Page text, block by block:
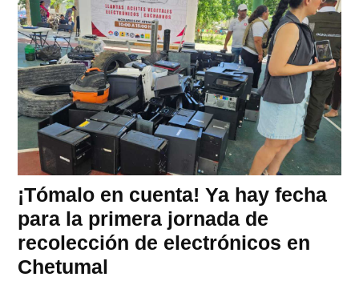
¡Tómalo en cuenta! Ya hay fecha
para la primera jornada de
recolección de electrónicos en
Chetumal